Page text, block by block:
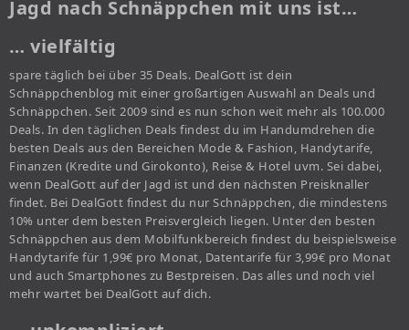
Jagd nach Schnäppchen mit uns ist…
… vielfältig
spare täglich bei über 35 Deals. DealGott ist dein
Schnäppchenblog mit einer großartigen Auswahl an Deals und
Schnäppchen. Seit 2009 sind es nun schon weit mehr als 100.000
Deals. In den täglichen Deals findest du im Handumdrehen die
besten Deals aus den Bereichen Mode & Fashion, Handytarife,
Finanzen (Kredite und Girokonto), Reise & Hotel uvm. Sei dabei,
wenn DealGott auf der Jagd ist und den nächsten Preisknaller
findet. Bei DealGott findest du nur Schnäppchen, die mindestens
10% unter dem besten Preisvergleich liegen. Unter den besten
Schnäppchen aus dem Mobilfunkbereich findest du beispielsweise
Handytarife für 1,99€ pro Monat, Datentarife für 3,99€ pro Monat
und auch Smartphones zu Bestpreisen. Das alles und noch viel
mehr wartet bei DealGott auf dich.